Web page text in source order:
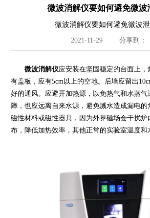
微波消解仪要如何避免微波
微波消解仪要如何避免微波泄
2021-11-29 分享到：
微波消解仪应安装在坚固稳定的台面上
有盖板，应有5cm以上的空地。后墙应留出
好的通风。应避开加热源，以免热气和水蒸气
障，也应远离自来水源，避免溅水造成漏电的
磁性材料或磁性器具，因为外界磁场会干扰炉
布，降低加热效率，其他正常的实验室温度和